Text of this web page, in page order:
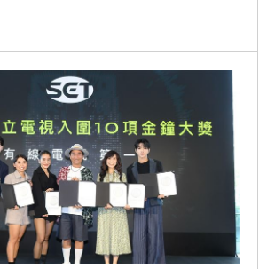
）、郭泓志、胡宇威、蔡昌憲、鍾